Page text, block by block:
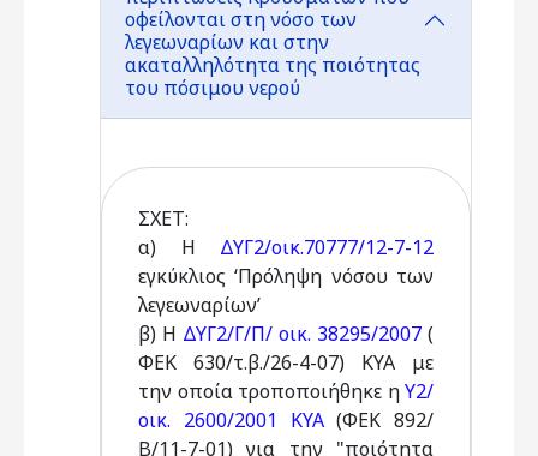
οφείλονται στη νόσο των
λεγεωναρίων και στην
ακαταλληλότητα της ποιότητας
του πόσιμου νερού
ΣΧΕΤ:
α) Η ΔΥΓ2/οικ.70777/12-7-12
εγκύκλιος ‘Πρόληψη νόσου των
λεγεωναρίων’
β) Η ΔΥΓ2/Γ/Π/ οικ. 38295/2007 (
ΦΕΚ 630/τ.β./26-4-07) ΚΥΑ με
την οποία τροποποιήθηκε ηΥ2/
οικ. 2600/2001 ΚΥΑ(ΦΕΚ 892/
Β/11-7-01) για την "ποιότητα